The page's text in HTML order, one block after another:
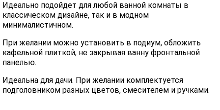
Идеально подойдет для любой ванной комнаты в
классическом дизайне, так и в модном
минималистичном.
При желании можно установить в подиум, обложить
кафельной плиткой, не закрывая ванну фронтальной
панелью.
Идеальна для дачи. При желании комплектуется
подголовником разных цветов, смесителем и ручками.